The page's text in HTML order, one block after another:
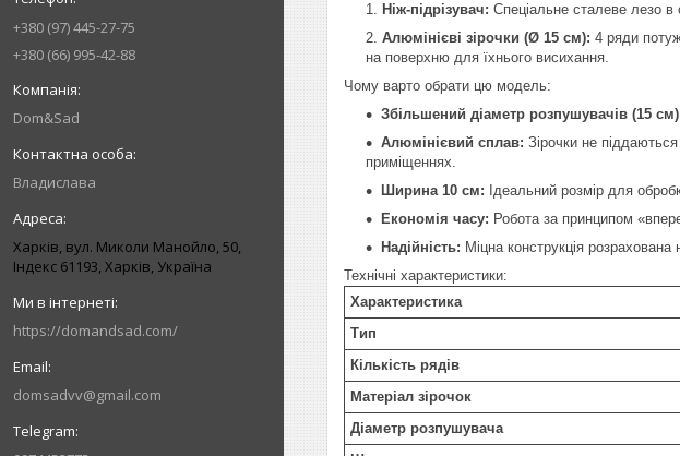
+380 (97) 445-27-75
+380 (66) 995-42-88
Dom&Sad
Владислава
Харків, вул. Миколи Манойло, 50,
Індекс 61193, Харків, Україна
https://domandsad.com/
domsadvv@gmail.com
Ніж-підрізувач: Спеціальне сталеве лезо в
Алюмінієві зірочки (Ø 15 см): 4 ряди
на поверхню для їхнього висихання.
Чому варто обрати цю модель:
Збільшений діаметр розпушувачів (15
Алюмінієвий сплав: Зірочки не
приміщеннях.
Ширина 10 см: Ідеальний розмір для
Економія часу: Робота за принципом
Надійність: Міцна конструкція
Технічні характеристики:
Характеристика
Тип
Кількість рядів
Матеріал зірочок
Діаметр розпушувача